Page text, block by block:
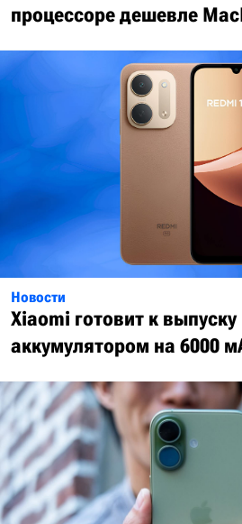
процессоре дешевле
Новости
Xiaomi готовит к выпуску
аккумулятором на 6000